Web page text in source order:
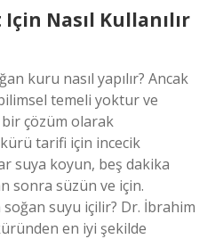
Nasıl Kullanılır
kuru nasıl yapılır? Ancak
temeli yoktur ve
çözüm olarak
tarifi için incecik
suya koyun, beş dakika
sonra süzün ve için.
suyu içilir? Dr. İbrahim
en iyi şekilde